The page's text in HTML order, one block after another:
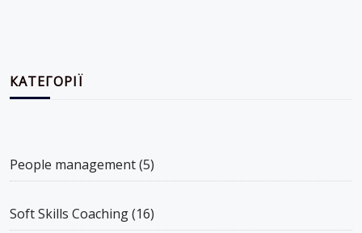
КАТЕГОРІЇ
People management(5)
Soft Skills Coaching(16)